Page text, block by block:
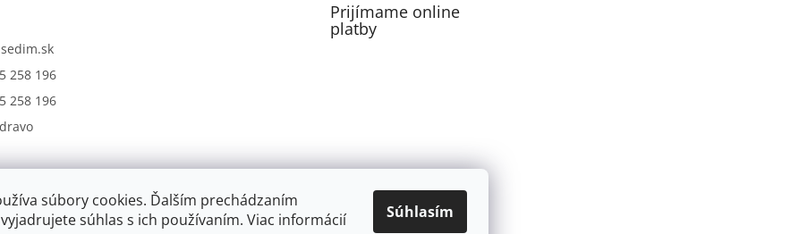
súbory cookies. Ďalším prechádzaním
súhlas s ich používaním. Viac informácií
Súhlasím
sedim.sk
258 196
258 196
Prijímame online
platby